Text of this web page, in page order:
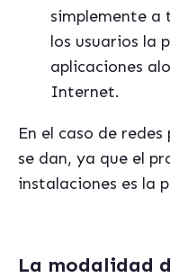
simplemente
los usuarios la
aplicaciones
Internet.
En el caso de
se dan, ya que el
instalaciones es la
La modalidad